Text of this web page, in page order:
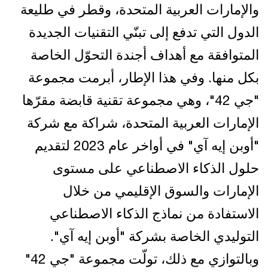
والإمارات العربية المتحدة، وقطر في طليعة
الدول التي تدفع إلى تبنّي التقنيات الجديدة
المتوافقة مع أهداف أجندة التحوّل الخاصة
بكل منها. وفي هذا الإطار، أبرمت مجموعة
"جي 42"، وهي مجموعة تقنية قابضة مقرّها
الإمارات العربية المتحدة، شراكة مع شركة
"أوبن إيه آي" في أواخر عام 2023 لتقديم
حلول الذكاء الاصطناعي على مستوى
الإمارات والسوق الإقليمي من خلال
الاستفادة من نماذج الذكاء الاصطناعي
التوليدي الخاصة بشركة "أوبن إيه آي".
وبالتوازي مع ذلك، تولّت مجموعة "جي 42"